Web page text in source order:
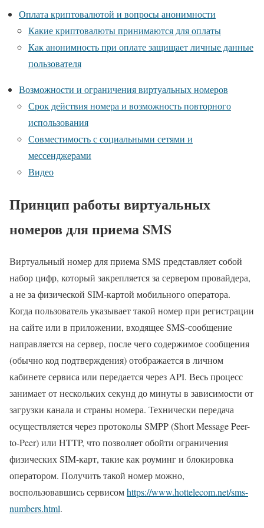
Оплата криптовалютой и вопросы анонимности
Какие криптовалюты принимаются для оплаты
Как анонимность при оплате защищает личные данные
пользователя
Возможности и ограничения виртуальных номеров
Срок действия номера и возможность повторного
использования
Совместимость с социальными сетями и
мессенджерами
Видео
Принцип работы виртуальных
номеров для приема SMS
Виртуальный номер для приема SMS представляет собой
набор цифр, который закрепляется за сервером провайдера,
а не за физической SIM-картой мобильного оператора.
Когда пользователь указывает такой номер при регистрации
на сайте или в приложении, входящее SMS-сообщение
направляется на сервер, после чего содержимое сообщения
(обычно код подтверждения) отображается в личном
кабинете сервиса или передается через API. Весь процесс
занимает от нескольких секунд до минуты в зависимости от
загрузки канала и страны номера. Технически передача
осуществляется через протоколы SMPP (Short Message Peer-
to-Peer) или HTTP, что позволяет обойти ограничения
физических SIM-карт, такие как роуминг и блокировка
оператором. Получить такой номер можно,
воспользовавшись сервисомhttps://www.hottelecom.net/sms-
numbers.html.